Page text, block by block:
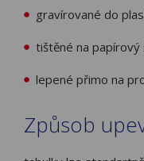
gravírované do
tištěné na
lepené přimo na
Způsob